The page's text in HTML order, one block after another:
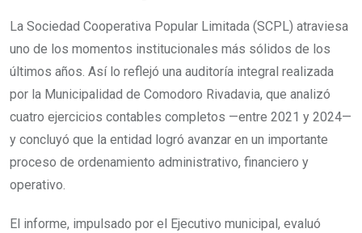
La Sociedad Cooperativa Popular Limitada (SCPL) atraviesa
uno de los momentos institucionales más sólidos de los
últimos años. Así lo reflejó una auditoría integral realizada
por la Municipalidad de Comodoro Rivadavia, que analizó
cuatro ejercicios contables completos —entre 2021 y 2024—
y concluyó que la entidad logró avanzar en un importante
proceso de ordenamiento administrativo, financiero y
operativo.
El informe, impulsado por el Ejecutivo municipal, evaluó